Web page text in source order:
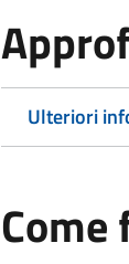
Ulteriori
Come